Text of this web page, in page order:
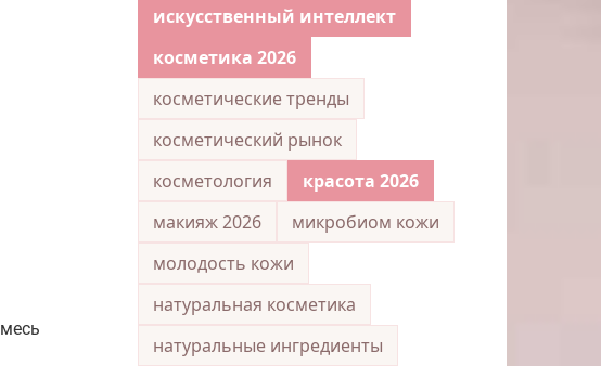
искусственный интеллект
косметика 2026
косметические тренды
косметический рынок
косметология
красота 2026
макияж 2026
микробиом кожи
молодость кожи
натуральная косметика
натуральные ингредиенты